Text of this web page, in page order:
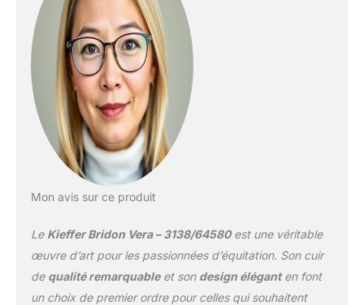
geformtes Nasenband /
Weich gepolstert Avec
boucles et passants
chromés / y compris les
rênes web
Mon avis sur ce produit
Le Kieffer Bridon Vera – 3138/64580est une véritable
œuvre d’art pour les passionnées d’équitation. Son cuir
de qualité remarquableet son design éléganten font
un choix de premier ordre pour celles qui souhaitent